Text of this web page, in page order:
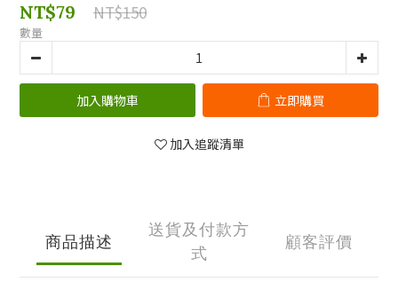
NT$79 NT$150
數量
加入購物車 立即購買
加入追蹤清單
商品描述
送貨及付款方
式
顧客評價